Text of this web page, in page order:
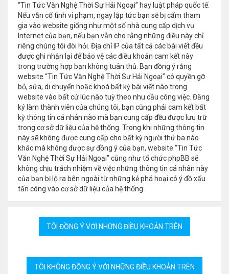
“Tin Tức Văn Nghệ Thời Sự Hải Ngoại” hay luật pháp quốc tế.
Nếu vẫn cố tình vi phạm, ngay lập tức bạn sẽ bị cấm tham
gia vào website giống như một số nhà cung cấp dịch vụ
Internet của bạn, nếu bạn vẫn cho rằng những điều này chỉ
riêng chúng tôi đòi hỏi. Địa chỉ IP của tất cả các bài viết đều
được ghi nhận lại để bảo vệ các điều khoản cam kết này
trong trường hợp bạn không tuân thủ. Bạn đồng ý rằng
website “Tin Tức Văn Nghệ Thời Sự Hải Ngoại” có quyền gỡ
bỏ, sửa, di chuyển hoặc khoá bất kỳ bài viết nào trong
website vào bất cứ lúc nào tuỳ theo nhu cầu công việc. Đăng
ký làm thành viên của chúng tôi, bạn cũng phải cam kết bất
kỳ thông tin cá nhân nào mà bạn cung cấp đều được lưu trữ
trong cơ sở dữ liệu của hệ thống. Trong khi những thông tin
này sẽ không được cung cấp cho bất kỳ người thứ ba nào
khác mà không được sự đồng ý của bạn, website “Tin Tức
Văn Nghệ Thời Sự Hải Ngoại” cũng như tổ chức phpBB sẽ
không chịu trách nhiệm về việc những thông tin cá nhân này
của bạn bị lộ ra bên ngoài từ những kẻ phá hoại có ý đồ xấu
tấn công vào cơ sở dữ liệu của hệ thống.